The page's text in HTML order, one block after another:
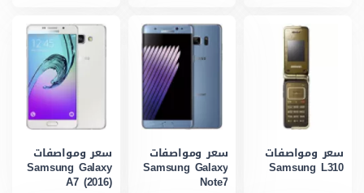
سعر ومواصفات
Samsung L310
سعر ومواصفات
Samsung Galaxy
Note7
سعر ومواصفات
Samsung Galaxy
A7 (2016)